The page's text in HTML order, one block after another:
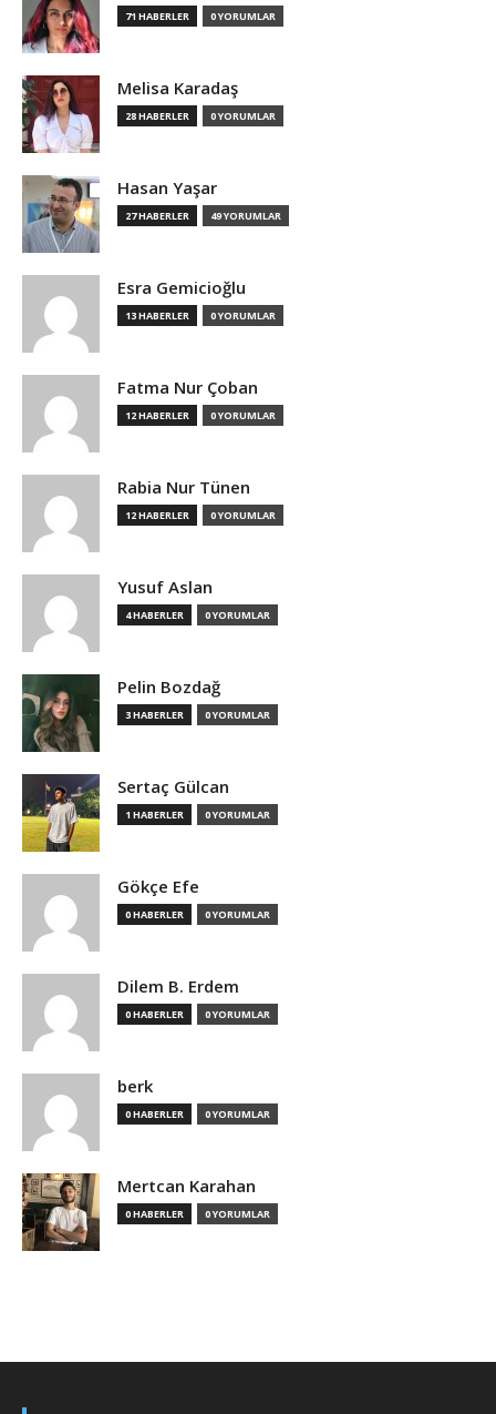
71 HABERLER 0 YORUMLAR
Melisa Karadaş
28 HABERLER 0 YORUMLAR
Hasan Yaşar
27 HABERLER 49 YORUMLAR
Esra Gemicioğlu
13 HABERLER 0 YORUMLAR
Fatma Nur Çoban
12 HABERLER 0 YORUMLAR
Rabia Nur Tünen
12 HABERLER 0 YORUMLAR
Yusuf Aslan
4 HABERLER 0 YORUMLAR
Pelin Bozdağ
3 HABERLER 0 YORUMLAR
Sertaç Gülcan
1 HABERLER 0 YORUMLAR
Gökçe Efe
0 HABERLER 0 YORUMLAR
Dilem B. Erdem
0 HABERLER 0 YORUMLAR
berk
0 HABERLER 0 YORUMLAR
Mertcan Karahan
0 HABERLER 0 YORUMLAR